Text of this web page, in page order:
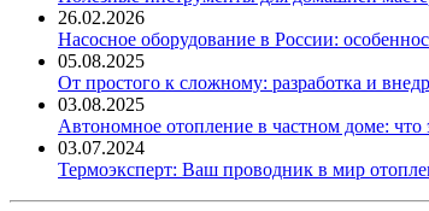
26.02.2026
Насосное оборудование в России:
05.08.2025
От простого к сложному: разработка и
03.08.2025
Автономное отопление в частном доме: что
03.07.2024
Термоэксперт: Ваш проводник в мир